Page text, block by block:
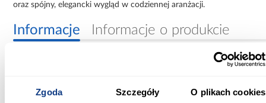
Zgoda Szczegóły O plikach cookies
oraz spójny, elegancki wygląd w codziennej aranżacji.
Informacje Informacje o produkcie